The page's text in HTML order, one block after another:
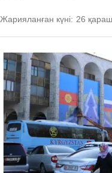
Жарияланған күні: 26